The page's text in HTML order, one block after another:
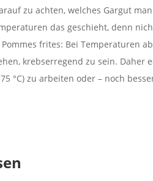
zu achten, welches Gargut
das geschieht, denn
frites: Bei Temperaturen
krebserregend zu sein.
°C) zu arbeiten oder – noch